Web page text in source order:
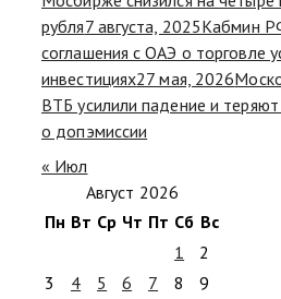
рубля7 августа, 2025Кабмин
соглашения с ОАЭ о торговле
инвестициях27 мая, 2026
ВТБ усилили падение и
о допэмиссии
« Июл
Август 2026
Пн Вт Ср Чт Пт Сб Вс
1
2
3
4 5 6 7 8 9